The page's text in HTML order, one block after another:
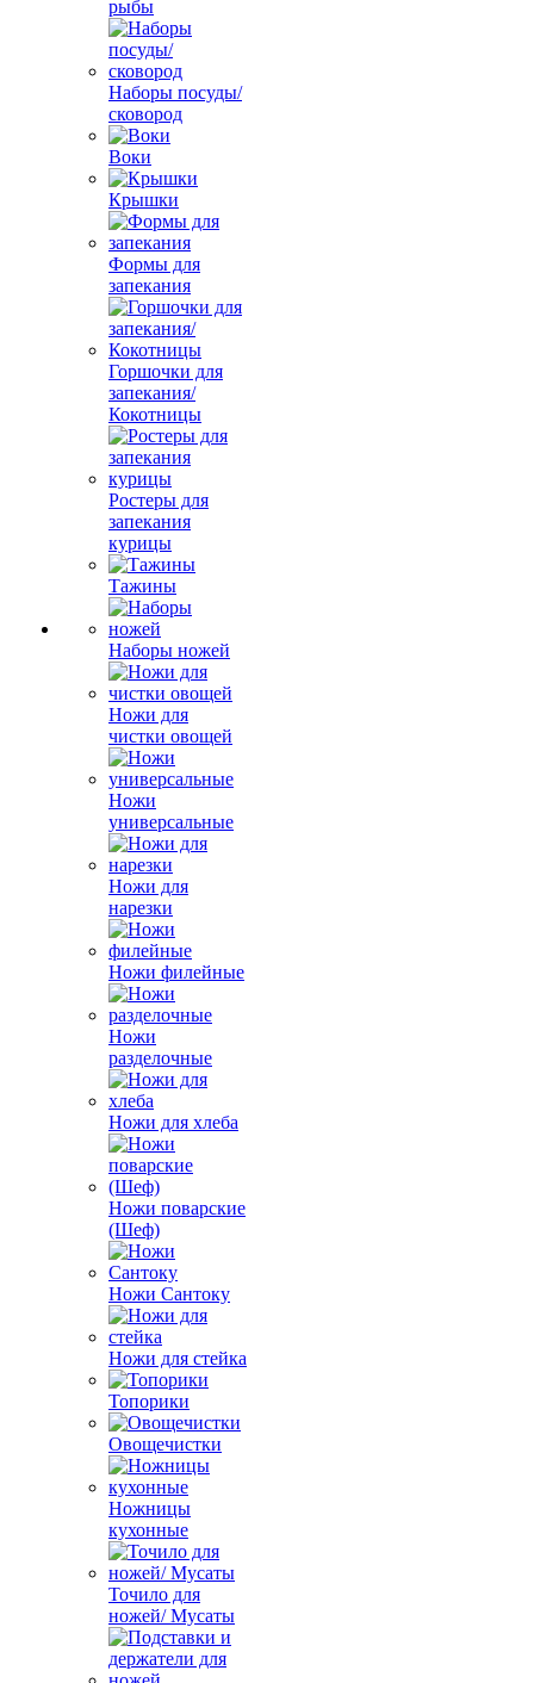
рыбы
Наборы посуды/
сковород
Воки
Крышки
Формы для
запекания
Горшочки для
запекания/
Кокотницы
Ростеры для
запекания
курицы
Тажины
Наборы ножей
Ножи для
чистки овощей
Ножи
универсальные
Ножи для
нарезки
Ножи филейные
Ножи
разделочные
Ножи для хлеба
Ножи поварские
(Шеф)
Ножи Сантоку
Ножи для стейка
Топорики
Овощечистки
Ножницы
кухонные
Точило для
ножей/ Мусаты